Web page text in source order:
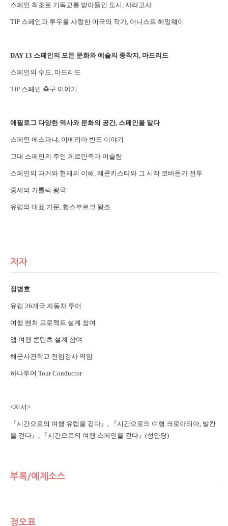
스페인 최초로 기독교를 받아들인 도시, 사라고사
TIP 스페인과 투우를 사랑한 미국의 작가, 어니스트 헤밍웨이
DAY 13 스페인의 모든 문화와 예술의 종착지, 마드리드
스페인의 수도, 마드리드
TIP 스페인 축구 이야기
에필로그 다양한 역사와 문화의 공간, 스페인을 알다
스페인 에스파냐, 이베리아 반도 이야기
고대 스페인의 주인 게르만족과 이슬람
스페인의 과거와 현재의 이해, 레콘키스타와 그 시작 코바돈가 전투
중세의 가톨릭 왕국
유럽의 대표 가문, 합스부르크 왕조
저자
정병호
유럽 26개국 자동차 투어
여행 벤처 프로젝트 설계 참여
앱 여행 콘텐츠 설계 참여
해군사관학교 전임강사 역임
하나투어 Tour Conductor
<저서>
『시간으로의 여행 유럽을 걷다』, 『시간으로의 여행 크로아티아, 발칸
을 걷다』, 『시간으로의 여행 스페인을 걷다』(성안당)
부록/예제소스
정오표